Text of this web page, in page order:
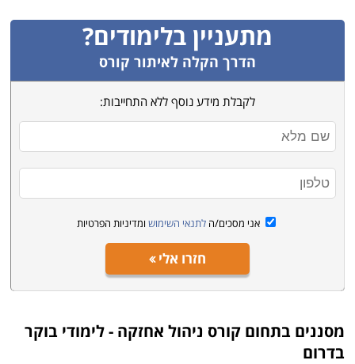
מתעניין בלימודים?
הדרך הקלה לאיתור קורס
לקבלת מידע נוסף ללא התחייבות:
אני מסכים/ה לתנאי השימוש ומדיניות הפרטיות
חזרו אלי
מסננים בתחום קורס ניהול אחזקה - לימודי בוקר
בדרום